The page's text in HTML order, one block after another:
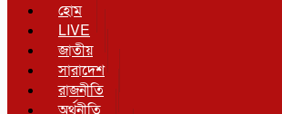
হোম
LIVE
জাতীয়
সারাদেশ
রাজনীতি